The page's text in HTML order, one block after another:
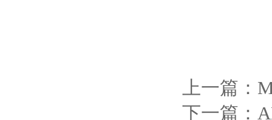
上一篇：
下一篇：